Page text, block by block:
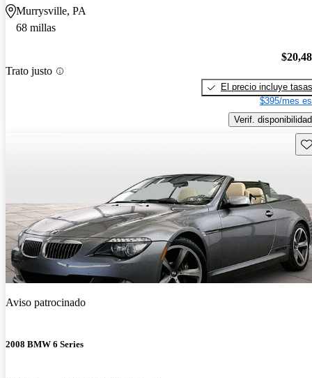
Murrysville, PA
68 millas
Trato justo
El precio incluye tasas
$395/mes
Verif. disponibilidad
Aviso patrocinado
2008 BMW 6 Series